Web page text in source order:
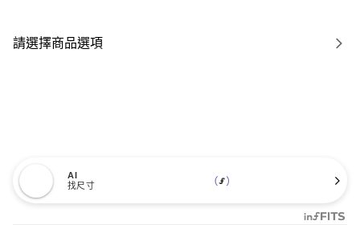
請選擇商品選項
AI
找尺寸